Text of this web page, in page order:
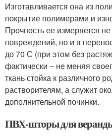
Изготавливается она из
покрытие полимерами и
Прочность ее измеряется не
повреждений, но и в
до 70 С (при этом без
фактически – не меняя
ткань стойка к различного
растворителям, а служит
дополнительной починки.
ПВХ-шторы для